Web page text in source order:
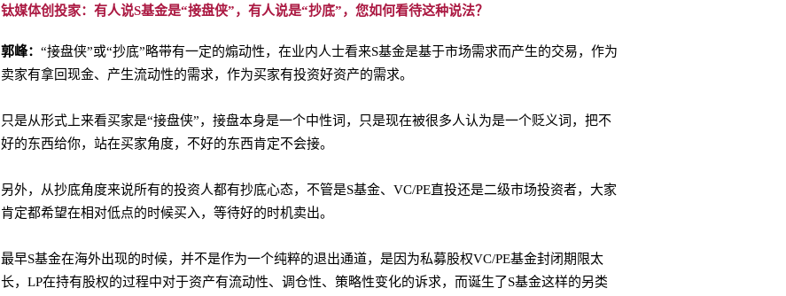
钛媒体创投家：有人说S基金是“接盘侠”，有人说是“抄底”，您如何看待这种说法？
郭峰： “接盘侠”或“抄底”略带有一定的煽动性，在业内人士看来S基金是基于市场需求而产生的交易，作为
卖家有拿回现金、产生流动性的需求，作为买家有投资好资产的需求。
只是从形式上来看买家是“接盘侠”，接盘本身是一个中性词，只是现在被很多人认为是一个贬义词，把不
好的东西给你，站在买家角度，不好的东西肯定不会接。
另外，从抄底角度来说所有的投资人都有抄底心态，不管是S基金、VC/PE直投还是二级市场投资者，大家
肯定都希望在相对低点的时候买入，等待好的时机卖出。
最早S基金在海外出现的时候，并不是作为一个纯粹的退出通道，是因为私募股权VC/PE基金封闭期限太
长，LP在持有股权的过程中对于资产有流动性、调仓性、策略性变化的诉求，而诞生了S基金这样的另类